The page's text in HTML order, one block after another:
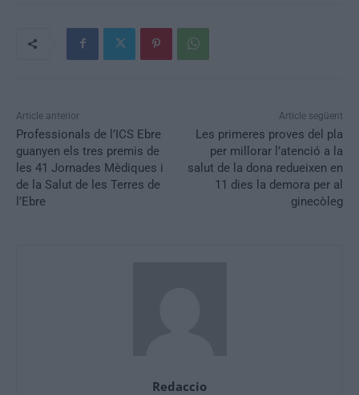
Article anterior
Professionals de l’ICS Ebre
guanyen els tres premis de
les 41 Jornades Mèdiques i
de la Salut de les Terres de
l’Ebre
Article següent
Les primeres proves del pla
per millorar l’atenció a la
salut de la dona redueixen en
11 dies la demora per al
ginecòleg
Redaccio